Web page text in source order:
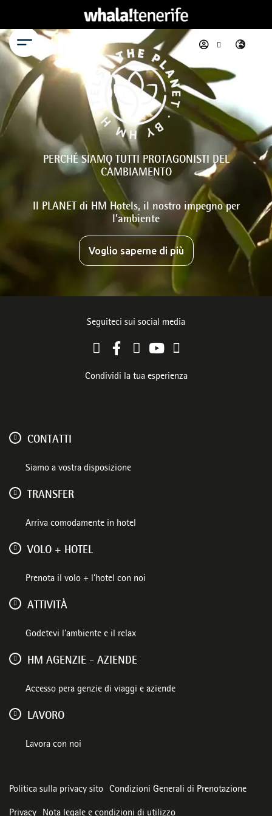
Menu
PERCHÉ SIAMO TUTTI PROTAGONISTI DEL
CAMBIAMENTO
Il PLANET di HM Hotels, il nostro impegno per
l'ambiente
Voglio saperne di più
Seguiteci sui social media
Condividi la tua esperienza
CONTATTI
Siamo a vostra disposizione
TRANSFER
Arriva comodamente in hotel
VOLO + HOTEL
Prenota il volo + l'hotel con noi
ATTIVITÀ
Godetevi l'ambiente e il relax
HM AGENZIE - AZIENDE
Accesso pera genzie di viaggi e aziende
LAVORO
Lavora con noi
Politica sulla privacy sito Condizioni Generali di Prenotazione
Privacy Nota legale e condizioni di utilizzo